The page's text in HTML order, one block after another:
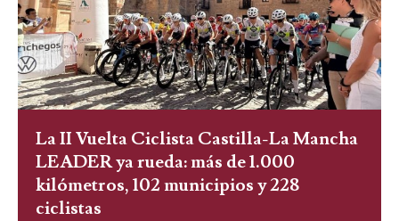
La II Vuelta Ciclista Castilla-La Mancha
LEADER ya rueda: más de 1.000
kilómetros, 102 municipios y 228
ciclistas